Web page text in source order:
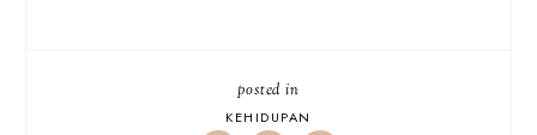
posted in
KEHIDUPAN